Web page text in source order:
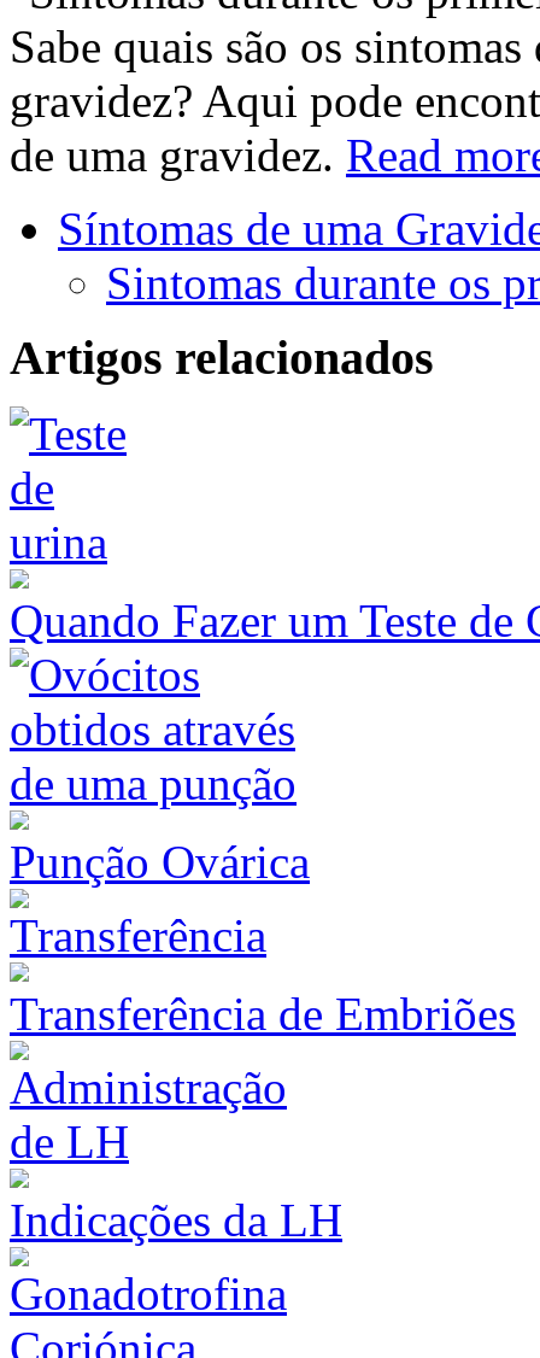
Sabe quais são os
gravidez? Aqui pode
de uma gravidez. Read
Síntomas de uma
Sintomas durante os
Artigos relacionados
Quando Fazer um Teste de
Punção Ovárica
Transferência de Embriões
Indicações da LH